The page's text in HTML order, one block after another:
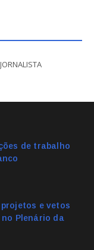
de trabalho
e vetos
Plenário da